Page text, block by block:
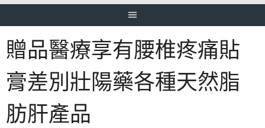
贈品醫療享有腰椎疼痛貼
膏差別壯陽藥各種天然脂
肪肝產品